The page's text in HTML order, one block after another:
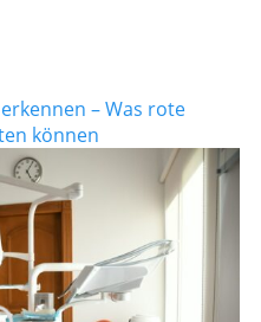
– Was rote
können